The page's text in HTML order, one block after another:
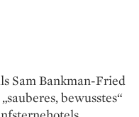
Sam Bankman-Fried
bewusstes“